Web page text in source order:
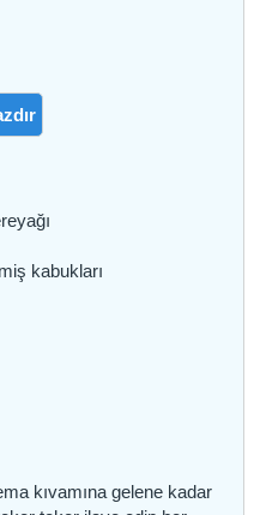
kabukları
kıvamına gelene kadar